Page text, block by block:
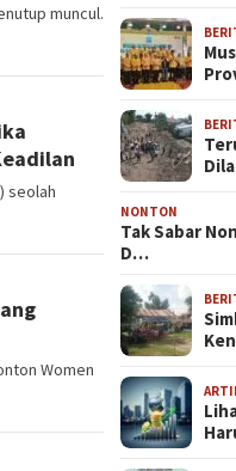
muncul.
seolah
Women
NONTON
Tak Sabar
D…